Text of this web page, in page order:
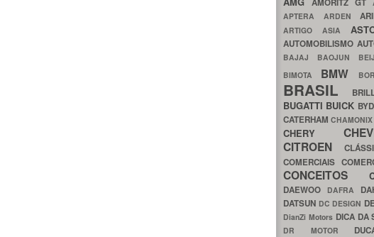
AMORITZ GT
APTERA ARDEN
ARTIGO ASIA
AUTOMOBILISMO
BAJAJ BAOJUN
BIMOTA BMW
BRASIL
BUGATTI BUICK
CATERHAMCHAMONIX
CHERY
CITROEN
COMERCIAIS
CONCEITOS
DAEWOO DAFRA
DATSUN DC DESIGN
DianZi Motors DICA DA
DR MOTOR